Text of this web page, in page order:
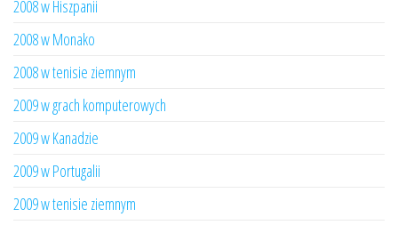
2008 w Hiszpanii
2008 w Monako
2008 w tenisie ziemnym
2009 w grach komputerowych
2009 w Kanadzie
2009 w Portugalii
2009 w tenisie ziemnym